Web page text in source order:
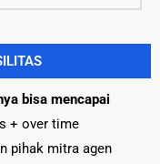
bisa mencapai
+ over time
pihak mitra agen